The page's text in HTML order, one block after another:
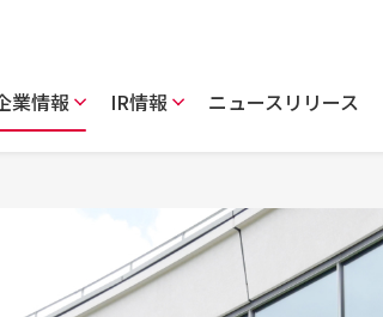
業情報 IR情報 ニュースリリース